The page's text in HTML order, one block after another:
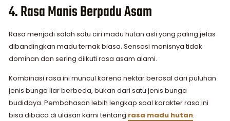
4. Rasa Manis Berpadu Asam
Rasa menjadi salah satu ciri madu hutan asli yang paling jelas
dibandingkan madu ternak biasa. Sensasi manisnya tidak
dominan dan sering diikuti rasa asam alami.
Kombinasi rasa ini muncul karena nektar berasal dari puluhan
jenis bunga liar berbeda, bukan dari satu jenis bunga
budidaya. Pembahasan lebih lengkap soal karakter rasa ini
bisa dibaca di ulasan kami tentang rasa madu hutan.